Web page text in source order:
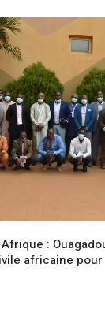
:
africaine pour